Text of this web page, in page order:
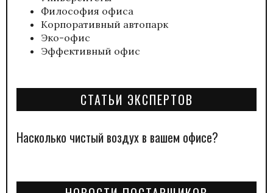
Философия офиса
Корпоративный автопарк
Эко-офис
Эффективный офис
СТАТЬИ ЭКСПЕРТОВ
Насколько чистый воздух в вашем офисе?